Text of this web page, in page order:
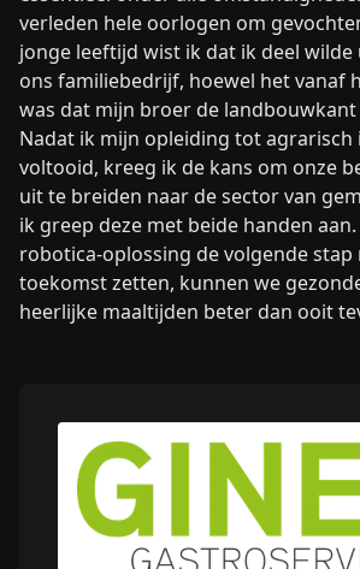
verleden hele oorlogen om
jonge leeftijd wist ik dat ik deel wilde
ons familiebedrijf, hoewel het vanaf
was dat mijn broer de
Nadat ik mijn opleiding tot agrarisch
voltooid, kreeg ik de kans om onze
uit te breiden naar de sector van
ik greep deze met beide handen
robotica-oplossing de volgende stap
toekomst zetten, kunnen we
heerlijke maaltijden beter dan ooit